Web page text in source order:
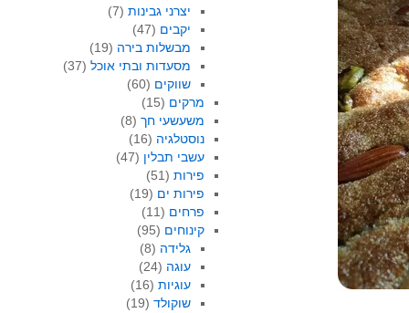
יצרני גבינות (7)
יקבים (47)
מבשלות בירה (19)
מסעדות ובתי אוכל (37)
שווקים (60)
מרקים (15)
משעשעי חך(8)
נוסטלגיה (16)
עשבי תבלין (47)
פירות(51)
פירות ים (19)
פרחים (11)
קינוחים (95)
גלידה (8)
עוגה (24)
עוגיות (16)
שוקולד (19)